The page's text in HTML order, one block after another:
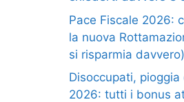
Pace Fiscale 2026:
la nuova
si risparmia davvero)
Disoccupati,
2026: tutti i bonus